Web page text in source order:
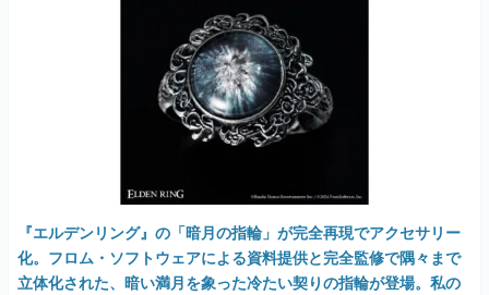
『エルデンリング』の「暗月の指輪」が完全再現でアクセサリー
化。フロム・ソフトウェアによる資料提供と完全監修で隅々まで
立体化された、暗い満月を象った冷たい契りの指輪が登場。私の